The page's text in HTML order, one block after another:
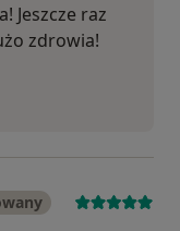
Jeszcze raz
zdrowia!